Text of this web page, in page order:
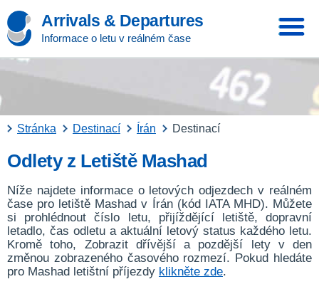
Arrivals & Departures
Informace o letu v reálném čase
Stránka Destinací Írán Destinací
Odlety z Letiště Mashad
Níže najdete informace o letových odjezdech v reálném
čase pro letiště Mashad v Írán (kód IATA MHD). Můžete
si prohlédnout číslo letu, přijíždějící letiště, dopravní
letadlo, čas odletu a aktuální letový status každého letu.
Kromě toho, Zobrazit dřívější a pozdější lety v den
změnou zobrazeného časového rozmezí. Pokud hledáte
pro Mashad letištní příjezdy klikněte zde.